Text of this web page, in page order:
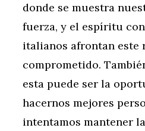
donde se muestra
fuerza, y el espíritu
italianos afrontan este
comprometido.
esta puede ser la
hacernos mejores
intentamos mantener